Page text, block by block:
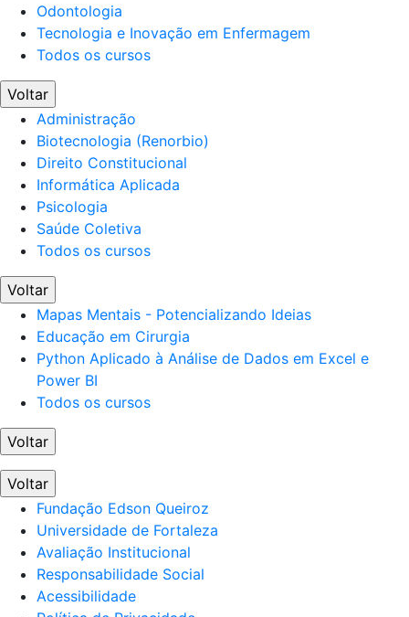
Odontologia
Tecnologia e Inovação em Enfermagem
Todos os cursos
Voltar
Administração
Biotecnologia (Renorbio)
Direito Constitucional
Informática Aplicada
Psicologia
Saúde Coletiva
Todos os cursos
Voltar
Mapas Mentais - Potencializando Ideias
Educação em Cirurgia
Python Aplicado à Análise de Dados em Excel e
Power BI
Todos os cursos
Voltar
Voltar
Fundação Edson Queiroz
Universidade de Fortaleza
Avaliação Institucional
Responsabilidade Social
Acessibilidade